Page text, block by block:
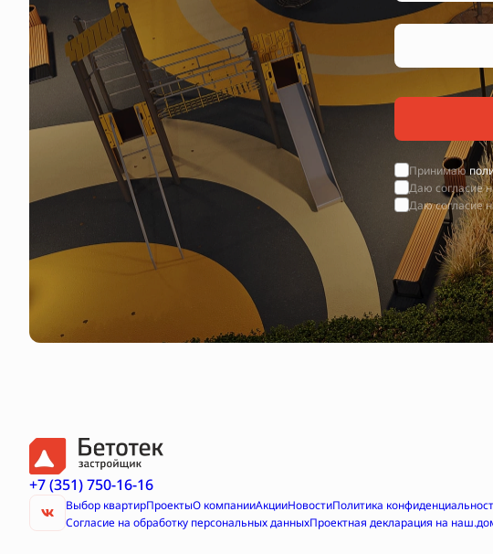
Принимаю
Даю согласие
Даю согласие
+7 (351) 750-16-16
Выбор квартирПроектыО компанииАкцииНовостиПолитика
Согласие на обработку персональных данныхПроектная декларация на